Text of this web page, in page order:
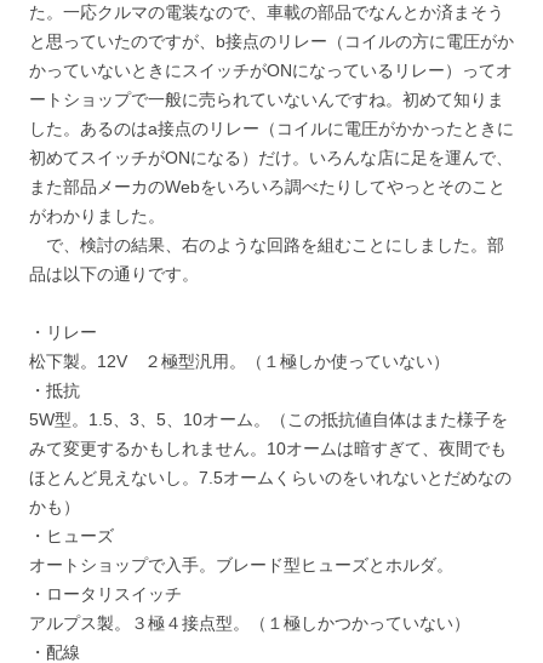
た。一応クルマの電装なので、車載の部品でなんとか済まそう
と思っていたのですが、b接点のリレー（コイルの方に電圧がか
かっていないときにスイッチがONになっているリレー）ってオ
ートショップで一般に売られていないんですね。初めて知りま
した。あるのはa接点のリレー（コイルに電圧がかかったときに
初めてスイッチがONになる）だけ。いろんな店に足を運んで、
また部品メーカのWebをいろいろ調べたりしてやっとそのこと
がわかりました。
で、検討の結果、右のような回路を組むことにしました。部
品は以下の通りです。
・リレー
松下製。12V ２極型汎用。（１極しか使っていない）
・抵抗
5W型。1.5、3、5、10オーム。（この抵抗値自体はまた様子を
みて変更するかもしれません。10オームは暗すぎて、夜間でも
ほとんど見えないし。7.5オームくらいのをいれないとだめなの
かも）
・ヒューズ
オートショップで入手。ブレード型ヒューズとホルダ。
・ロータリスイッチ
アルプス製。３極４接点型。（１極しかつかっていない）
・配線